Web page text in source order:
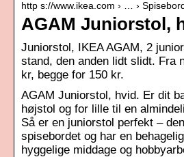
http s://www.ikea.com › … ›
AGAM Juniorstol,
Juniorstol, IKEA AGAM, 2
stand, den anden lidt slidt. Fra
kr, begge for 150 kr.
AGAM Juniorstol, hvid. Er dit
højstol og for lille til en
Så er en juniorstol perfekt –
spisebordet og har en
hyggelige middage og